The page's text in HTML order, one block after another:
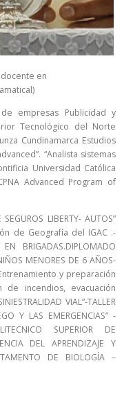
en
empresas Publicidad y
Tecnológico del Norte
Cundinamarca Estudios
“Analista sistemas
Universidad Católica
Advanced Program of
LIBERTY- AUTOS”
de Geografía del IGAC .-
BRIGADAS.DIPLOMADO
MENORES DE 6 AÑOS-
Entrenamiento y preparación
incendios, evacuación
VIAL”-TALLER
Y LAS EMERGENCIAS” -
SUPERIOR DE
DEL APRENDIZAJE Y
DE BIOLOGÍA –